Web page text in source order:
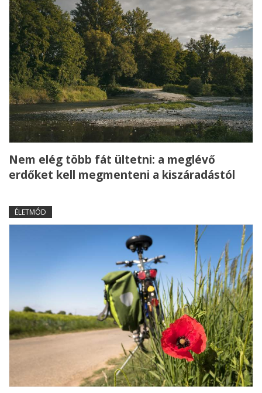
Nem elég több fát ültetni: a meglévő
erdőket kell megmenteni a kiszáradástól
ÉLETMÓD